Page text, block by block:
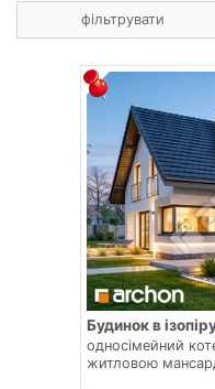
фільтрувати
Будинок в
односімейний
житловою